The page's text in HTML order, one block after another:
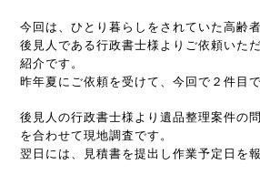
今回は、ひとり暮らしをされていた高齢
後見人である行政書士様よりご依頼いた
紹介です。
昨年夏にご依頼を受けて、今回で２件目で
後見人の行政書士様より遺品整理案件の
を合わせて現地調査です。
翌日には、見積書を提出し作業予定日を